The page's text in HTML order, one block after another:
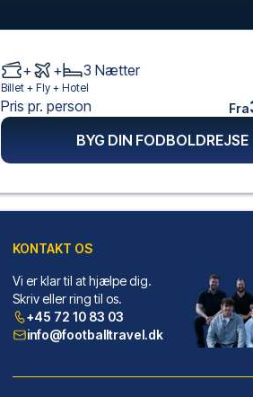
+ + 3 Nætter
Billet + Fly + Hotel
Pris pr. person Fra
BYG DIN FODBOLDREJSE
KONTAKT OS
Vi er klar til at hjælpe dig.
Skriv eller ring til os.
+45 72 10 83 03
info@footballtravel.dk